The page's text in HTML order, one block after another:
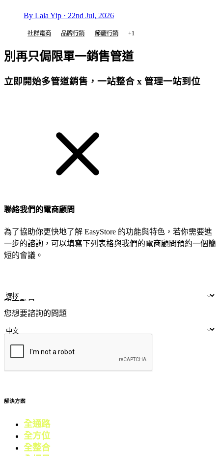
By Lala Yip · 22nd Jul, 2026
社群電商 品牌行銷 節慶行銷 +1
別再只侷限單一銷售管道
立即開始多管道銷售，一站整合 x 管理一站到位
聯絡我們的電商顧問
為了協助你更快地了解 EasyStore 的功能與特色，若你需要進
一步的諮詢，可以填寫下列表格與我們的電商顧問預約一個簡
短的會議。
LINE ID
門市數量
您想要諮詢的問題
解決方案
全通路電商
全方位零售
全整合行銷